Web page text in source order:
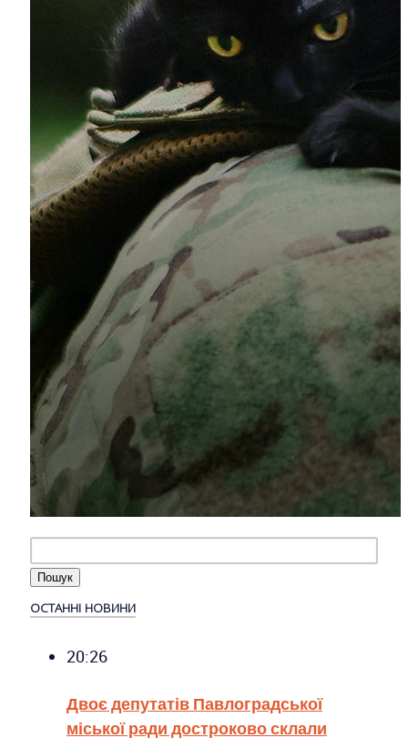
ОСТАННІ НОВИНИ
20:26
Двоє депутатів Павлоградської
міської ради достроково склали